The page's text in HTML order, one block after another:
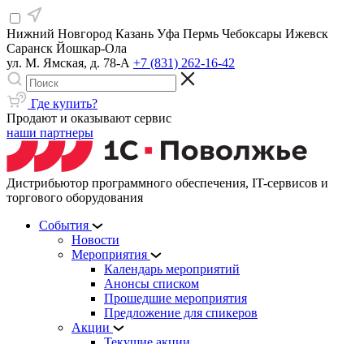
Нижний Новгород Казань Уфа Пермь Чебоксары Ижевск
Саранск Йошкар-Ола
ул. М. Ямская, д. 78-А +7 (831) 262-16-42
Где купить?
Продают и оказывают сервис
наши партнеры
Дистрибьютор программного обеспечения, IT-сервисов и
торгового оборудования
События
Новости
Мероприятия
Календарь мероприятий
Анонсы списком
Прошедшие мероприятия
Предложение для спикеров
Акции